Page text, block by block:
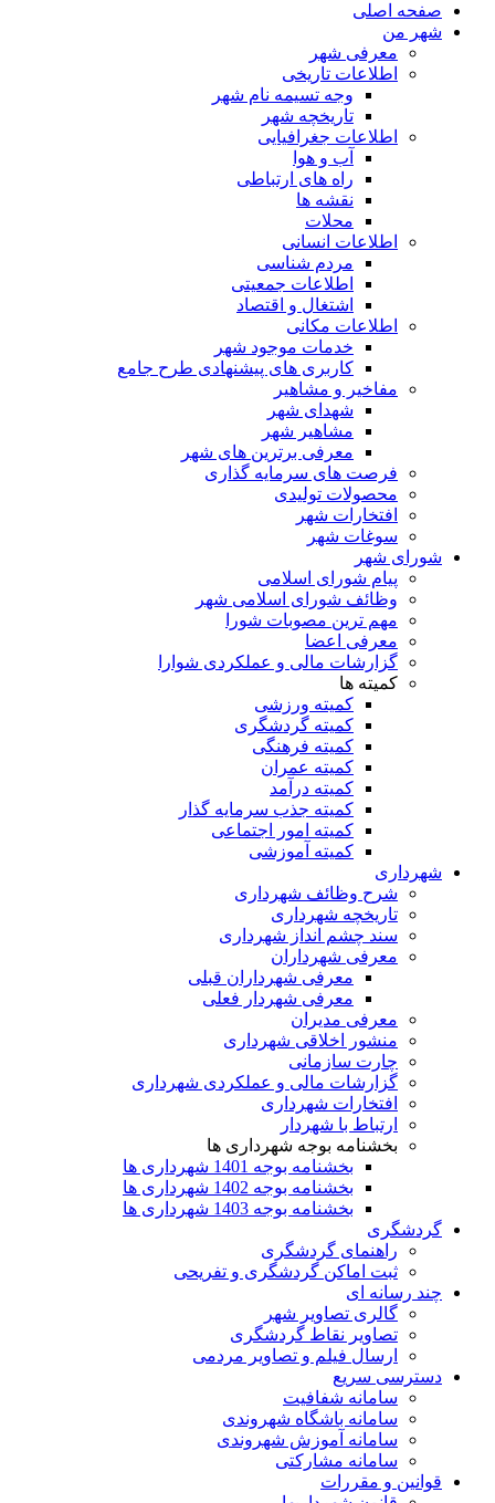
صفحه اصلی
شهر من
معرفی شهر
اطلاعات تاریخی
وجه تسیمه نام شهر
تاریخچه شهر
اطلاعات جغرافیایی
آب و هوا
راه های ارتباطی
نقشه ها
محلات
اطلاعات انسانی
مردم شناسی
اطلاعات جمعیتی
اشتغال و اقتصاد
اطلاعات مکانی
خدمات موجود شهر
کاربری های پیشنهادی طرح جامع
مفاخیر و مشاهیر
شهدای شهر
مشاهیر شهر
معرفی برترین های شهر
فرصت های سرمایه گذاری
محصولات تولیدی
افتخارات شهر
سوغات شهر
شورای شهر
پیام شورای اسلامی
وظائف شورای اسلامی شهر
مهم ترین مصوبات شورا
معرفی اعضا
گزارشات مالی و عملکردی شوارا
کمیته ها
کمیته ورزشی
کمیته گردشگری
کمیته فرهنگی
کمیته عمران
کمیته درآمد
کمیته جذب سرمایه گذار
کمیته امور اجتماعی
کمیته آموزشی
شهرداری
شرح وظائف شهرداری
تاریخچه شهرداری
سند چشم انداز شهرداری
معرفی شهرداران
معرفی شهرداران قبلی
معرفی شهردار فعلی
معرفی مدیران
منشور اخلاقی شهرداری
چارت سازمانی
گزارشات مالی و عملکردی شهرداری
افتخارات شهرداری
ارتباط با شهردار
بخشنامه بوجه شهرداری ها
بخشنامه بوجه 1401 شهرداری ها
بخشنامه بوجه 1402 شهرداری ها
بخشنامه بوجه 1403 شهرداری ها
گردشگری
راهنمای گردشگری
ثبت اماکن گردشگری و تفریحی
چند رسانه ای
گالری تصاویر شهر
تصاویر نقاط گردشگری
ارسال فیلم و تصاویر مردمی
دسترسی سریع
سامانه شفافیت
سامانه باشگاه شهروندی
سامانه آموزش شهروندی
سامانه مشارکتی
قوانین و مقررات